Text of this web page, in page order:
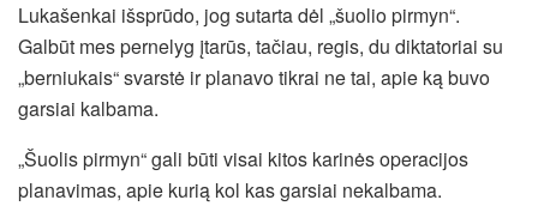
Lukašenkai išsprūdo, jog sutarta dėl „šuolio pirmyn“.
Galbūt mes pernelyg įtarūs, tačiau, regis, du diktatoriai su
„berniukais“ svarstė ir planavo tikrai ne tai, apie ką buvo
garsiai kalbama.
„Šuolis pirmyn“ gali būti visai kitos karinės operacijos
planavimas, apie kurią kol kas garsiai nekalbama.